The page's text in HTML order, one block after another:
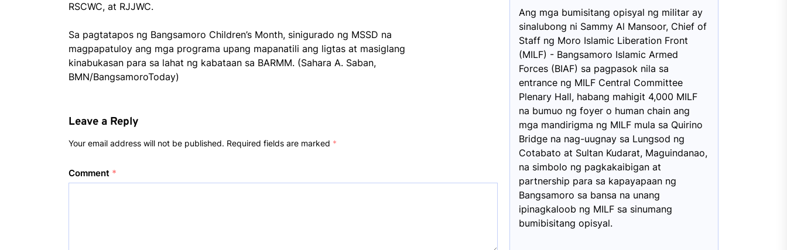
RSCWC, at RJJWC.
Sa pagtatapos ng Bangsamoro Children’s Month, sinigurado ng MSSD na
magpapatuloy ang mga programa upang mapanatili ang ligtas at masiglang
kinabukasan para sa lahat ng kabataan sa BARMM. (Sahara A. Saban,
BMN/BangsamoroToday)
Leave a Reply
Your email address will not be published. Required fields are marked *
Comment *
Ang mga bumisitang opisyal ng militar ay
sinalubong ni Sammy Al Mansoor, Chief of
Staff ng Moro Islamic Liberation Front
(MILF) - Bangsamoro Islamic Armed
Forces (BIAF) sa pagpasok nila sa
entrance ng MILF Central Committee
Plenary Hall, habang mahigit 4,000 MILF
na bumuo ng foyer o human chain ang
mga mandirigma ng MILF mula sa Quirino
Bridge na nag-uugnay sa Lungsod ng
Cotabato at Sultan Kudarat, Maguindanao,
na simbolo ng pagkakaibigan at
partnership para sa kapayapaan ng
Bangsamoro sa bansa na unang
ipinagkaloob ng MILF sa sinumang
bumibisitang opisyal.